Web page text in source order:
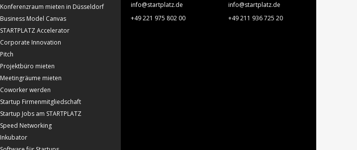
Konferenzraum mieten in Düsseldorf
Business Model Canvas
STARTPLATZ Accelerator
Corporate Innovation
Pitch
Projektbüro mieten
Meetingräume mieten
Coworker werden
Startup Firmenmitgliedschaft
Startup Jobs am STARTPLATZ
Speed Networking
Inkubator
info@startplatz.de
+49 221 975 802 00
info@startplatz.de
+49 211 936 725 20